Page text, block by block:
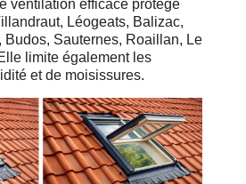
ventilation efficace protège
Léogeats, Balizac,
Budos, Sauternes, Roaillan, Le
limite également les
et de moisissures.